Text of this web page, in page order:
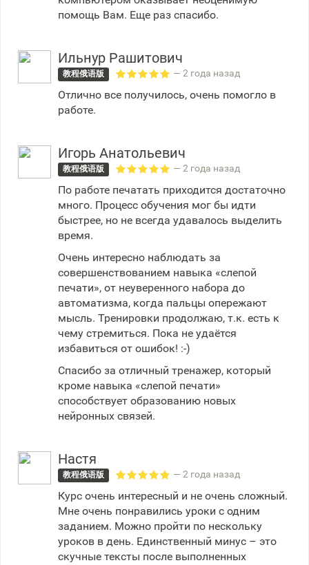
помощь Вам. Еще раз спасибо.
Ильнур Рашитович
教程俄语版 — 2 года назад
Отлично все получилось, очень помогло в
работе.
Игорь Анатольевич
教程俄语版 — 2 года назад
По работе печатать приходится достаточно
много. Процесс обучения мог бы идти
быстрее, но не всегда удавалось выделить
время.
Очень интересно наблюдать за
совершенствованием навыка «слепой
печати», от неуверенного набора до
автоматизма, когда пальцы опережают
мысль. Тренировки продолжаю, т.к. есть к
чему стремиться. Пока не удаётся
избавиться от ошибок! :-)
Спасибо за отличный тренажер, который
кроме навыка «слепой печати»
способствует образованию новых
нейронных связей.
Настя
教程俄语版 — 2 года назад
Курс очень интересный и не очень сложный.
Мне очень понравились уроки с одним
заданием. Можно пройти по нескольку
уроков в день. Единственный минус – это
скучные тексты после выполненных